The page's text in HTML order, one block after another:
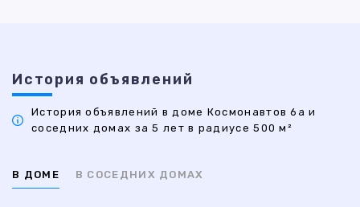
История объявлений
История объявлений в доме Космонавтов 6а и
соседних домах за 5 лет в радиусе 500 м²
В ДОМЕ В СОСЕДНИХ ДОМАХ